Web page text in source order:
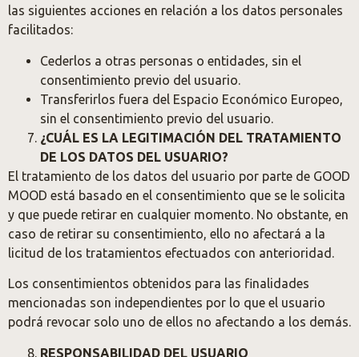
las siguientes acciones en relación a los datos personales
facilitados:
Cederlos a otras personas o entidades, sin el
consentimiento previo del usuario.
Transferirlos fuera del Espacio Económico Europeo,
sin el consentimiento previo del usuario.
¿CUÁL ES LA LEGITIMACIÓN DEL TRATAMIENTO
DE LOS DATOS DEL USUARIO?
El tratamiento de los datos del usuario por parte de GOOD
MOOD está basado en el consentimiento que se le solicita
y que puede retirar en cualquier momento. No obstante, en
caso de retirar su consentimiento, ello no afectará a la
licitud de los tratamientos efectuados con anterioridad.
Los consentimientos obtenidos para las finalidades
mencionadas son independientes por lo que el usuario
podrá revocar solo uno de ellos no afectando a los demás.
RESPONSABILIDAD DEL USUARIO